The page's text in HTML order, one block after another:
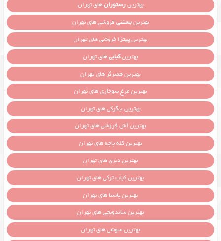
بهترینرستورانهای تهران
بهترینبستنی فروشی های تهران
بهترینپیتزا فروشی های تهران
بهترینکبابیهای تهران
بهترین همبرگر های تهران
بهترین مرغ سوخاری های تهران
بهترین جگرکی های تهران
بهترین آش فروشی های تهران
بهترین کله پاچه های تهران
بهترین دیزی های تهران
بهترین کباب ترکی های تهران
بهترین پاستا های تهران
بهترین ساندویچی های تهران
بهترین سوشی های تهران